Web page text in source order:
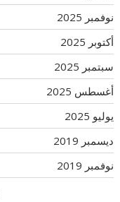
نوفمبر 2025
أكتوبر 2025
سبتمبر 2025
أغسطس 2025
يوليو 2025
ديسمبر 2019
نوفمبر 2019